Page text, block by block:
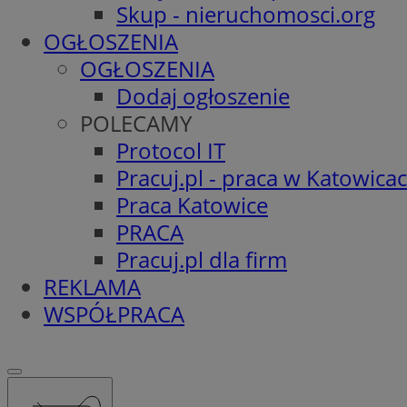
Skup - nieruchomosci.org
OGŁOSZENIA
OGŁOSZENIA
Dodaj ogłoszenie
POLECAMY
Protocol IT
Pracuj.pl - praca w
Praca Katowice
PRACA
Pracuj.pl dla firm
REKLAMA
WSPÓŁPRACA